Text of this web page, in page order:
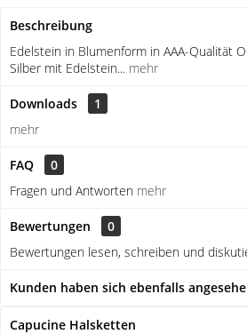
Beschreibung
Edelstein in Blumenform in AAA-Qualität
Silber mit Edelstein... mehr
Downloads
1
mehr
FAQ
0
Fragen und Antworten mehr
Bewertungen
0
Bewertungen lesen, schreiben und
Kunden haben sich ebenfalls
Capucine Halsketten